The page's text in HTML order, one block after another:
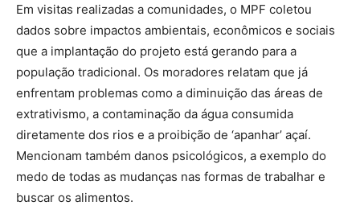
Em visitas realizadas a comunidades, o MPF coletou
dados sobre impactos ambientais, econômicos e sociais
que a implantação do projeto está gerando para a
população tradicional. Os moradores relatam que já
enfrentam problemas como a diminuição das áreas de
extrativismo, a contaminação da água consumida
diretamente dos rios e a proibição de ‘apanhar’ açaí.
Mencionam também danos psicológicos, a exemplo do
medo de todas as mudanças nas formas de trabalhar e
buscar os alimentos.